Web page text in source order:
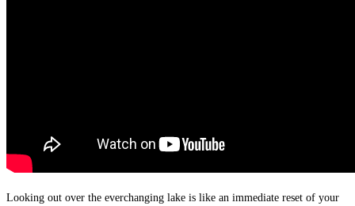
Looking out over the everchanging lake is like an immediate reset of your